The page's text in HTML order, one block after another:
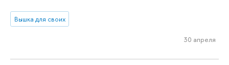
Вышка для своих
30 апреля